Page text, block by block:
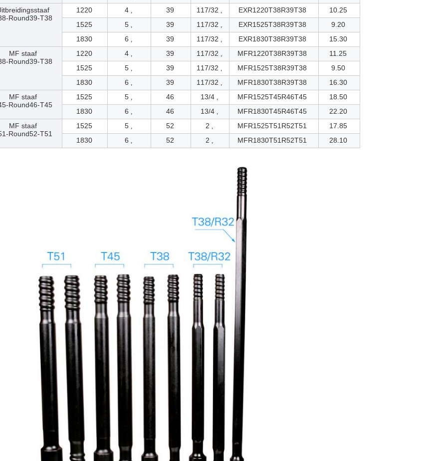
Round39-T38
1220 4 ‚ 39 117/32 ‚ EXR1220T38R39T38
10.25
1525
5 ‚ 39 117/32 ‚ EXR1525T38R39T38
9.20
1830
6 ‚ 39 117/32 ‚ EXR1830T38R39T38
15.30
MF staaf
Round39-T38
1220 4 ‚ 39 117/32 ‚ MFR1220T38R39T38
11.25
1525
5 ‚ 39 117/32 ‚ MFR1525T38R39T38
9.50
1830
6 ‚ 39 117/32 ‚ MFR1830T38R39T38
16.30
MF staaf
Round46-T45
1525 5 ‚ 46 13/4 ‚ MFR1525T45R46T45
18.50
1830
6 ‚ 46 13/4 ‚ MFR1830T45R46T45
22.20
MF staaf
Round52-T51
1525 5 ‚ 52 2 ‚ MFR1525T51R52T51
17.85
1830
6 ‚ 52 2 ‚ MFR1830T51R52T51 28.10